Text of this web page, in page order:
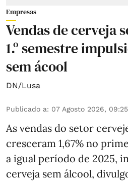
Empresas
Vendas de cerveja
1.º semestre
sem ácool
DN/Lusa
Publicado a: 07 Agosto 2026, 09:25
As vendas do setor
cresceram 1,67% no
a igual período de 2025,
cerveja sem álcool,